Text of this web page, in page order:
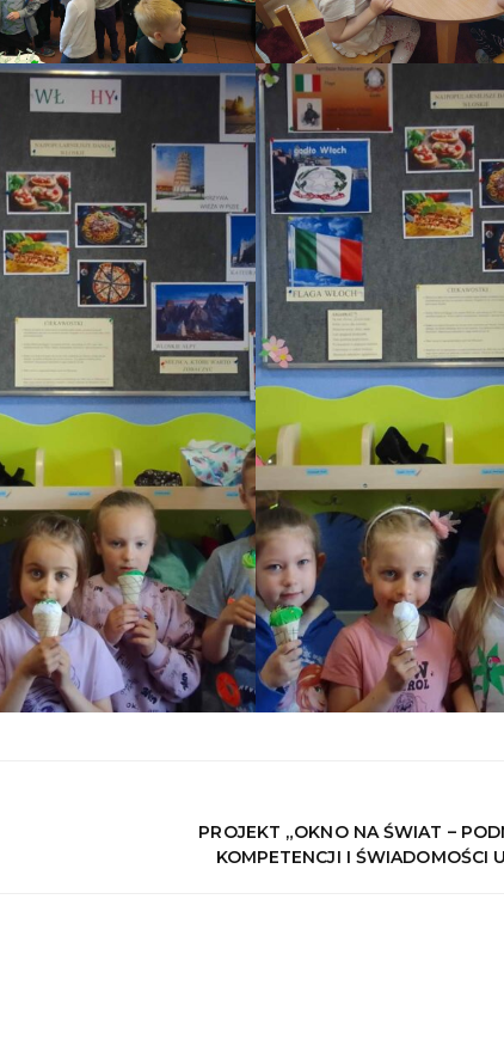
PROJEKT „OKNO NA ŚWIAT –
KOMPETENCJI I ŚWIADOMOŚCI